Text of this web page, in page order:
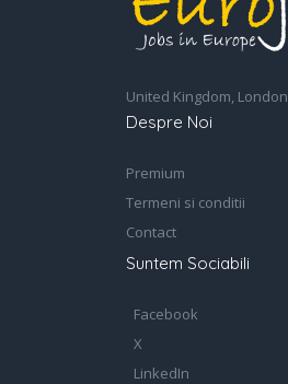
United Kingdom, London
Despre Noi
Premium
Termeni si conditii
Contact
Suntem Sociabili
Facebook
X
LinkedIn